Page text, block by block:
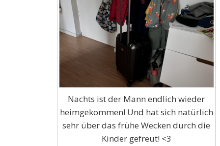
Nachts ist der Mann endlich wieder
heimgekommen! Und hat sich natürlich
sehr über das frühe Wecken durch die
Kinder gefreut! <3